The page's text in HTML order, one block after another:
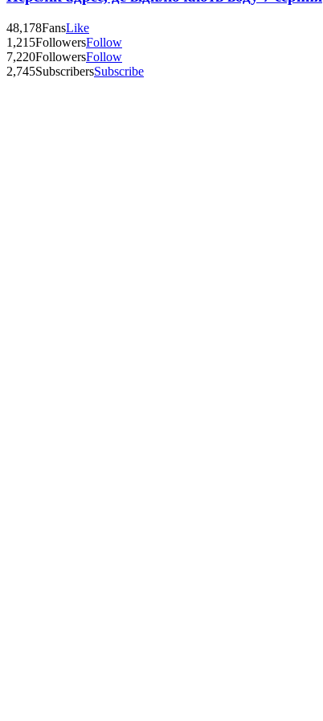
48,178FansLike
1,215FollowersFollow
7,220FollowersFollow
2,745SubscribersSubscribe